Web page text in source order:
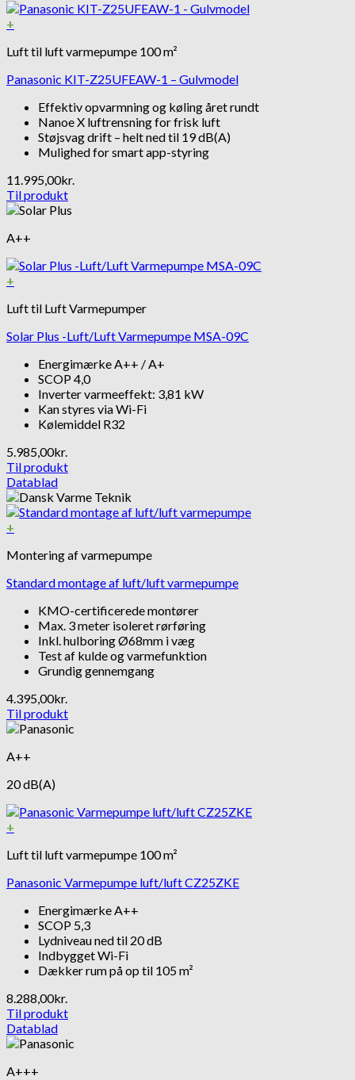
+
Luft til luft varmepumpe 100 m²
Panasonic KIT-Z25UFEAW-1 – Gulvmodel
Effektiv opvarmning og køling året rundt
Nanoe X luftrensning for frisk luft
Støjsvag drift – helt ned til 19 dB(A)
Mulighed for smart app-styring
11.995,00kr.
Til produkt
A++
+
Luft til Luft Varmepumper
Solar Plus -Luft/Luft Varmepumpe MSA-09C
Energimærke A++ / A+
SCOP 4,0
Inverter varmeeffekt: 3,81 kW
Kan styres via Wi-Fi
Kølemiddel R32
5.985,00kr.
Til produkt
Datablad
+
Montering af varmepumpe
Standard montage af luft/luft varmepumpe
KMO-certificerede montører
Max. 3 meter isoleret rørføring
Inkl. hulboring Ø68mm i væg
Test af kulde og varmefunktion
Grundig gennemgang
4.395,00kr.
Til produkt
A++
20 dB(A)
+
Luft til luft varmepumpe 100 m²
Panasonic Varmepumpe luft/luft CZ25ZKE
Energimærke A++
SCOP 5,3
Lydniveau ned til 20 dB
Indbygget Wi-Fi
Dækker rum på op til 105 m²
8.288,00kr.
Til produkt
Datablad
A+++